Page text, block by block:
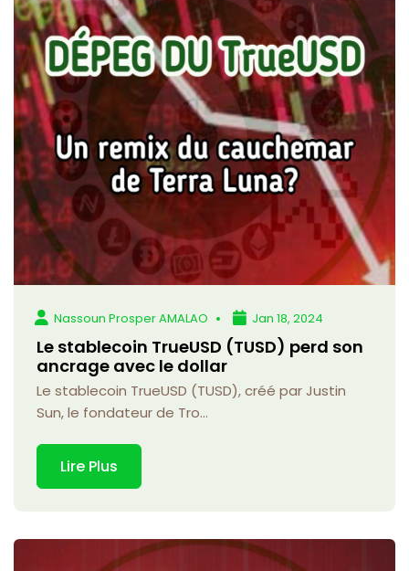
Nassoun Prosper AMALAO Jan 18, 2024
Le stablecoin TrueUSD (TUSD) perd son
ancrage avec le dollar
Le stablecoin TrueUSD (TUSD), créé par Justin
Sun, le fondateur de Tro...
Lire Plus